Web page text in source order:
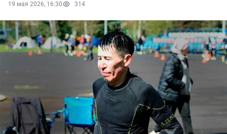
19 мая 2026, 16:30 314